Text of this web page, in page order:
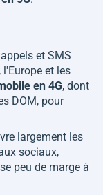
et SMS
et les
en 4G, dont
DOM, pour
largement les
sociaux,
peu de marge à